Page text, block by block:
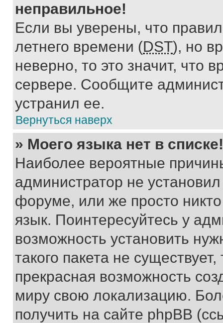
неправильное!
Если вы уверены, что
летнего времени (DST), но
неверно, то это значит, что
сервере. Сообщите
устранил ее.
Вернуться наверх
» Моего языка нет в списке!
Наиболее вероятные
администратор не
форуме, или же просто
язык. Поинтересуйтесь у
возможность установить
такого пакета не
прекрасная возможность
миру свою локализацию.
получить на сайте phpBB